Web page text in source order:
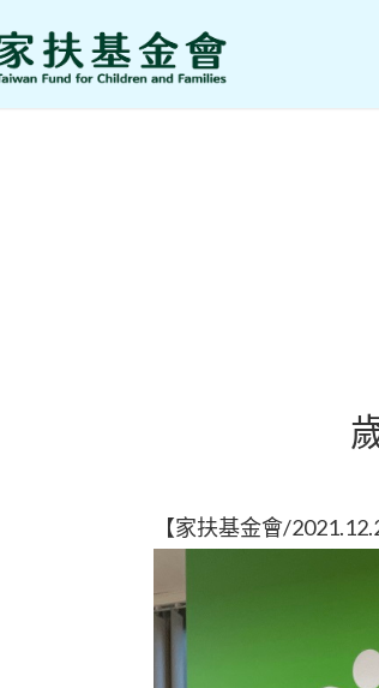
【家扶基金會/